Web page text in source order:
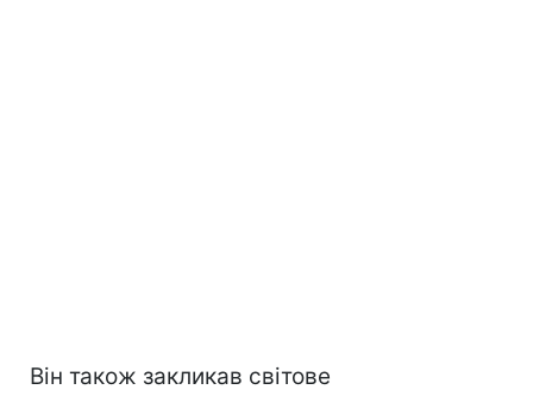
Він також закликав світове